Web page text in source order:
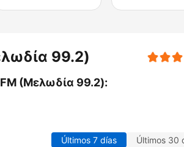
99.2)
(Μελωδία 99.2):
Últimos 7 días Últimos 30